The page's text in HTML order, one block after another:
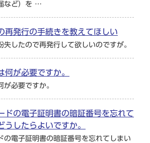
など）を …
再発行の手続きを教えてほしい
失したので再発行して欲しいのですが。
何が必要ですか。
必要ですか。
ドの電子証明書の暗証番号を忘れて
うしたらよいですか。
の電子証明書の暗証番号を忘れてしまい